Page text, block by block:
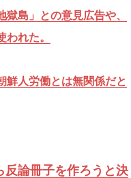
島」との意見広告や、
れた。
鮮人労働とは無関係だと
反論冊子を作ろうと決